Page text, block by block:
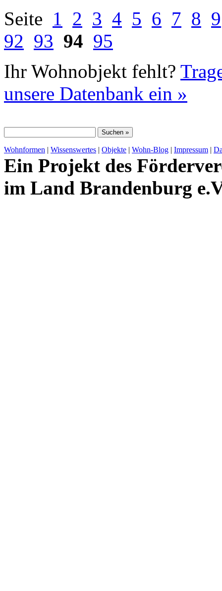
Seite 1 2 3 4 5 6 7 8 9
92 93 94 95
Ihr Wohnobjekt fehlt?
unsere Datenbank ein »
Wohnformen | Wissenswertes | Objekte | Wohn-Blog | Impressum |
Ein Projekt des
im Land Brandenburg